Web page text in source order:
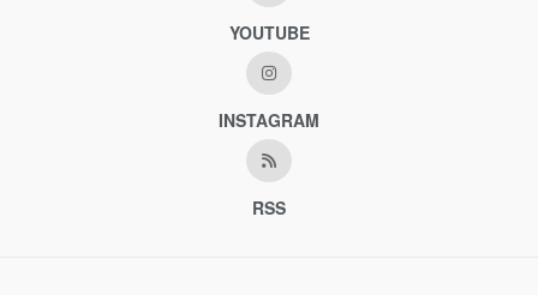
YOUTUBE
INSTAGRAM
RSS